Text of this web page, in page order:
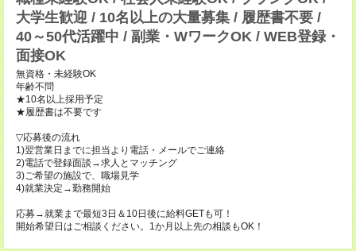
大学生歓迎 / 10名以上の大量募集 / 履歴書不要 /
40～50代活躍中 / 副業・WワークOK / WEB登録・
面接OK
無資格・未経験OK
年齢不問
★10名以上採用予定
★履歴書は不要です
▽応募後の流れ
1)翌営業日までに担当より電話・メールでご連絡
2)電話で登録面談→求人とマッチング
3)ご希望の施設で、職場見学
4)就業決定→勤務開始
応募→就業まで最短3日＆10日後に給料GETも可！
開始希望日はご相談ください。1か月以上先の相談もOK！